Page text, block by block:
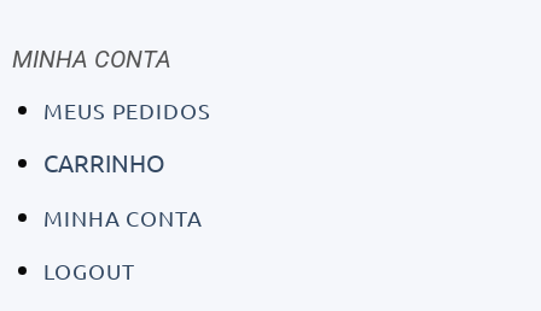
MINHA CONTA
MEUS PEDIDOS
CARRINHO
MINHA CONTA
LOGOUT